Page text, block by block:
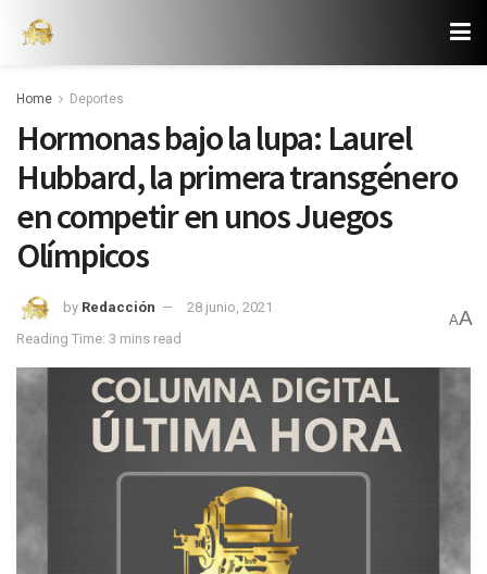
Home Deportes
Hormonas bajo la lupa: Laurel
Hubbard, la primera transgénero
en competir en unos Juegos
Olímpicos
by Redacción
28 junio, 2021
Reading Time: 3 mins read
AA